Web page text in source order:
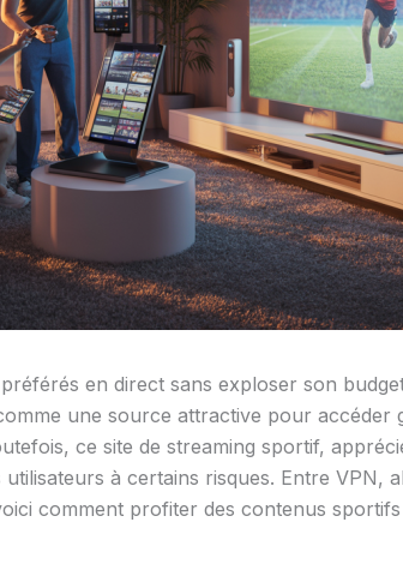
en direct sans exploser son
une source attractive pour accéder
ce site de streaming sportif,
à certains risques. Entre VPN,
comment profiter des contenus